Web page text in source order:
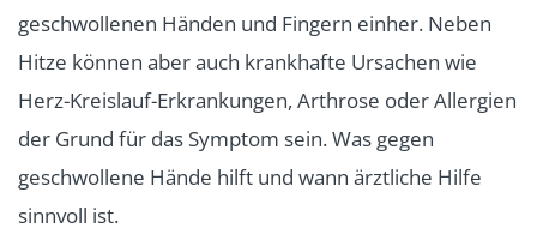
geschwollenen Händen und Fingern einher. Neben
Hitze können aber auch krankhafte Ursachen wie
Herz-Kreislauf-Erkrankungen, Arthrose oder Allergien
der Grund für das Symptom sein. Was gegen
geschwollene Hände hilft und wann ärztliche Hilfe
sinnvoll ist.